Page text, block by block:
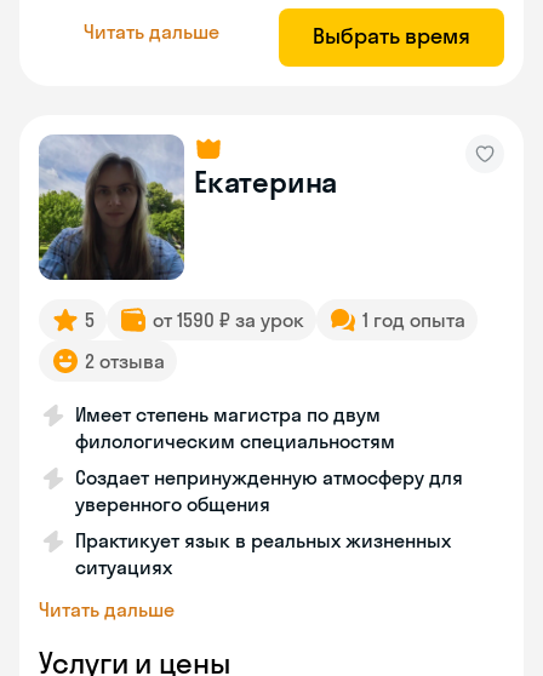
Читать дальше Выбрать время
Екатерина
5 от 1590 ₽ за урок
1 год опыта
2 отзыва
Имеет степень магистра по двум
филологическим специальностям
Создает непринужденную атмосферу для
уверенного общения
Практикует язык в реальных жизненных
ситуациях
Читать дальше
Услуги и цены